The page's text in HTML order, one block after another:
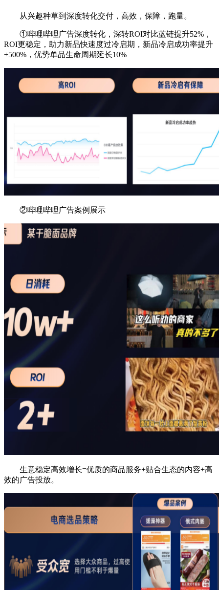
从兴趣种草到深度转化交付，高效，保障，跑量。
①哔哩哔哩广告深度转化，深转ROI对比蓝链提升52%，
ROI更稳定，助力新品快速度过冷启期，新品冷启成功率提升
+500%，优势单品生命周期延长10%
②哔哩哔哩广告案例展示
生意稳定高效增长=优质的商品服务+贴合生态的内容+高
效的广告投放。